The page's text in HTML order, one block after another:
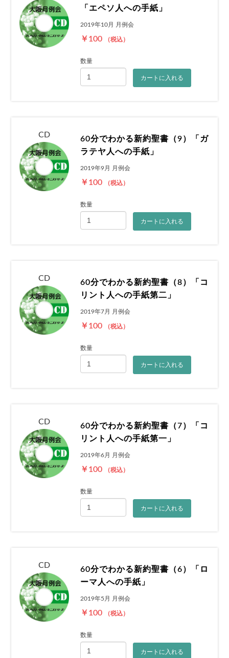
「エペソ人への手紙」
2019年10月 月例会
￥100 （税込）
数量
カートに入れる
CD
60分でわかる新約聖書（9）「ガ
ラテヤ人への手紙」
2019年9月 月例会
￥100 （税込）
数量
カートに入れる
CD
60分でわかる新約聖書（8）「コ
リント人への手紙第二」
2019年7月 月例会
￥100 （税込）
数量
カートに入れる
CD
60分でわかる新約聖書（7）「コ
リント人への手紙第一」
2019年6月 月例会
￥100 （税込）
数量
カートに入れる
CD
60分でわかる新約聖書（6）「ロ
ーマ人への手紙」
2019年5月 月例会
￥100 （税込）
数量
カートに入れる